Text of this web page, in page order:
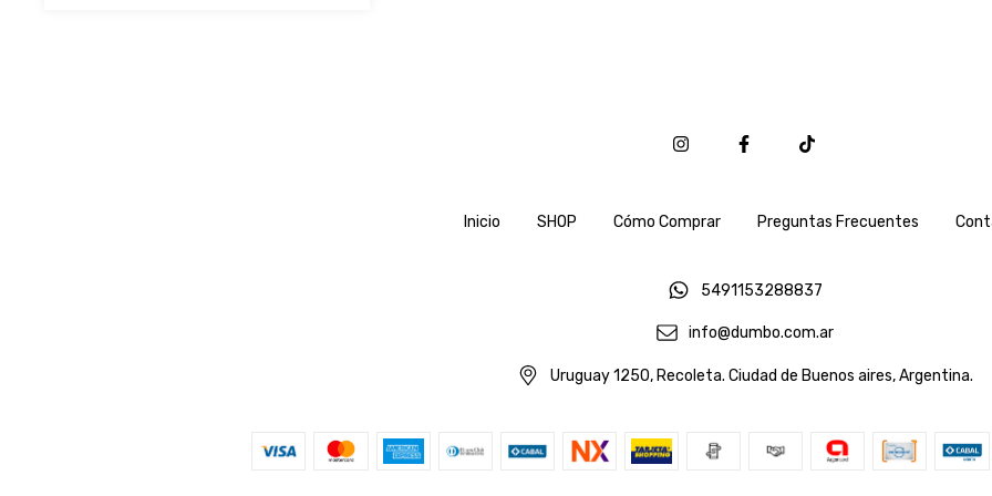
Inicio SHOP Cómo Comprar Preguntas Frecuentes
5491153288837
info@dumbo.com.ar
Uruguay 1250, Recoleta. Ciudad de Buenos aires, Argentina.